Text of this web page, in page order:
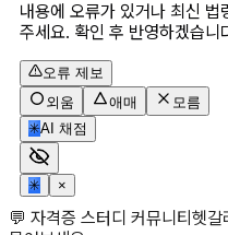
내용에 오류가 있거나 최신 법
주세요. 확인 후 반영하겠습니
오류 제보
외움
애매
모름
✳AI 채점
✳ ×
💬 자격증 스터디 커뮤니티헷갈